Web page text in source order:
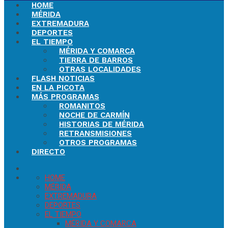
HOME
MÉRIDA
EXTREMADURA
DEPORTES
EL TIEMPO
MÉRIDA Y COMARCA
TIERRA DE BARROS
OTRAS LOCALIDADES
FLASH NOTICIAS
EN LA PICOTA
MÁS PROGRAMAS
ROMANITOS
NOCHE DE CARMÍN
HISTORIAS DE MÉRIDA
RETRANSMISIONES
OTROS PROGRAMAS
DIRECTO
HOME
MÉRIDA
EXTREMADURA
DEPORTES
EL TIEMPO
MÉRIDA Y COMARCA